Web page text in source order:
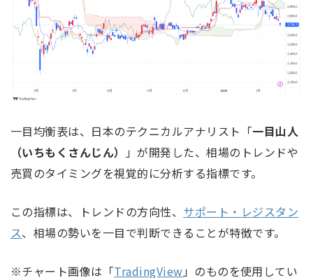
一目均衡表は、日本のテクニカルアナリスト「一目山人
（いちもくさんじん）
」が開発した、相場のトレンドや
売買のタイミングを視覚的に分析する指標です。
この指標は、トレンドの方向性、 サポート・レジスタン
ス、相場の勢いを一目で判断できることが特徴です。
※チャート画像は「TradingView 」のものを使用してい